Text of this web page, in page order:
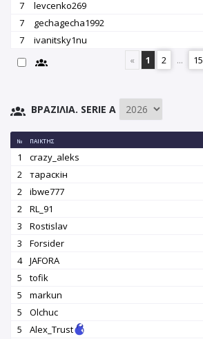
7 levcenko269
7
gechagecha1992
7
ivanitsky1nu
«
1 2 ... 15
ΒΡΑΖΙΛΊΑ. SERIE A
№ ΠΑΊΚΤΗΣ
1 crazy_aleks
2
тараскін
2
ibwe777
2
RL_91
3
Rostislav
3
Forsider
4
JAFORA
5
tofik
5
markun
5
Olchuc
5
Alex_Trust